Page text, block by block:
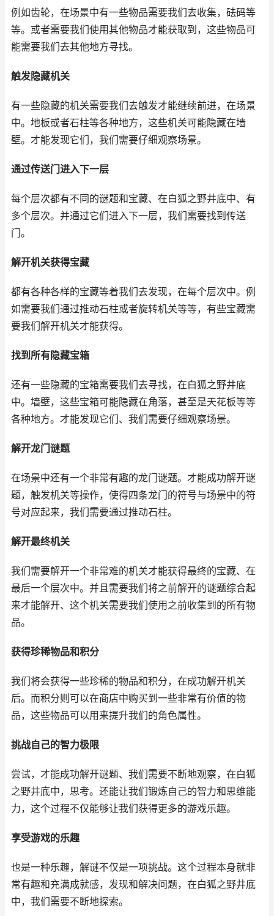
例如齿轮，在场景中有一些物品需要我们去收集，砝码等
等。或者需要我们使用其他物品才能获取到，这些物品可
能需要我们去其他地方寻找。
触发隐藏机关
有一些隐藏的机关需要我们去触发才能继续前进，在场景
中。地板或者石柱等各种地方，这些机关可能隐藏在墙
壁。才能发现它们，我们需要仔细观察场景。
通过传送门进入下一层
每个层次都有不同的谜题和宝藏、在白狐之野井底中、有
多个层次。并通过它们进入下一层，我们需要找到传送
门。
解开机关获得宝藏
都有各种各样的宝藏等着我们去发现，在每个层次中。例
如需要我们通过推动石柱或者旋转机关等等，有些宝藏需
要我们解开机关才能获得。
找到所有隐藏宝箱
还有一些隐藏的宝箱需要我们去寻找，在白狐之野井底
中。墙壁，这些宝箱可能隐藏在角落，甚至是天花板等等
各种地方。才能发现它们、我们需要仔细观察场景。
解开龙门谜题
在场景中还有一个非常有趣的龙门谜题。才能成功解开谜
题，触发机关等操作，使得四条龙门的符号与场景中的符
号对应起来，我们需要通过推动石柱。
解开最终机关
我们需要解开一个非常难的机关才能获得最终的宝藏、在
最后一个层次中。并且需要我们将之前解开的谜题综合起
来才能解开、这个机关需要我们使用之前收集到的所有物
品。
获得珍稀物品和积分
我们将会获得一些珍稀的物品和积分，在成功解开机关
后。而积分则可以在商店中购买到一些非常有价值的物
品，这些物品可以用来提升我们的角色属性。
挑战自己的智力极限
尝试，才能成功解开谜题、我们需要不断地观察，在白狐
之野井底中，思考。还能让我们锻炼自己的智力和思维能
力，这个过程不仅能够让我们获得更多的游戏乐趣。
享受游戏的乐趣
也是一种乐趣，解谜不仅是一项挑战。这个过程本身就非
常有趣和充满成就感，发现和解决问题，在白狐之野井底
中，我们需要不断地探索。